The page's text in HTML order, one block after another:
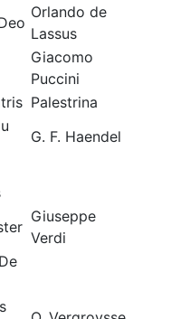
Orlando de
Lassus
Giacomo
Puccini
Palestrina
G. F. Haendel
Giuseppe
Verdi